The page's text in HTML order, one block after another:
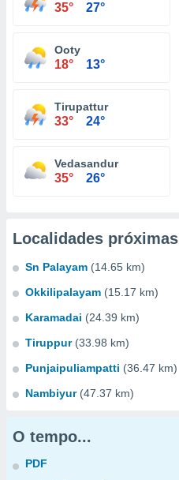
35° 27°
Ooty
18° 13°
Tirupattur
33° 24°
Vedasandur
35° 26°
Localidades próximas
Sn Palayam (14.65 km)
Okkilipalayam (15.17 km)
Karamadai (24.39 km)
Tiruppur (33.98 km)
Punjaipuliampatti (36.47 km)
Nambiyur (47.37 km)
O tempo...
PDF